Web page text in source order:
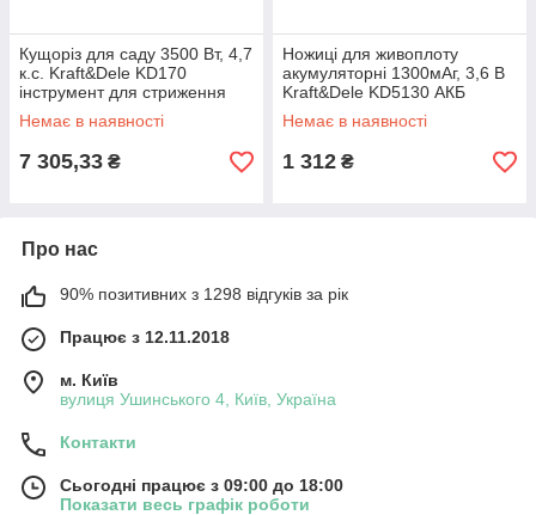
Кущоріз для саду 3500 Вт, 4,7
к.с. Kraft&Dele KD170
інструмент для стриження
кущів
Немає в наявності
7 305,33 ₴
Ножиці для живоплоту
акумуляторні 1300мАг, 3,6 В
Kraft&Dele KD5130 АКБ
ножиці для кущів
Немає в наявності
1 312 ₴
Про нас
90% позитивних з 1298 відгуків за рік
Працює з 12.11.2018
м. Київ
вулиця Ушинського 4, Київ, Україна
Контакти
Сьогодні працює з 09:00 до 18:00
Показати весь графік роботи